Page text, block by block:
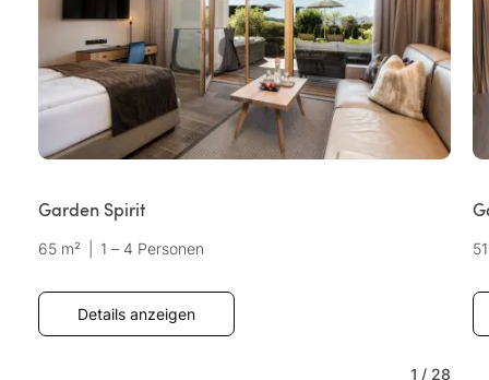
Garden Spirit
65 m² 1 – 4 Personen
Details anzeigen
1 / 28